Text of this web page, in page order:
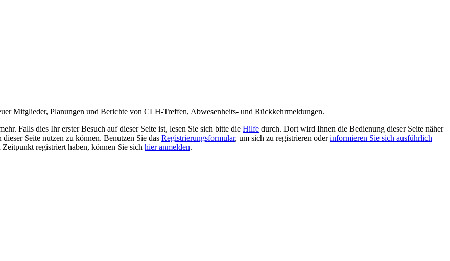
Mitglieder, Planungen und Berichte von CLH-Treffen, Abwesenheits- und Rückkehrmeldungen.
Falls dies Ihr erster Besuch auf dieser Seite ist, lesen Sie sich bitte die Hilfe durch. Dort wird Ihnen die Bedienung dieser Seite näher
Seite nutzen zu können. Benutzen Sie das Registrierungsformular, um sich zu registrieren oderinformieren Sie sich ausführlich
registriert haben, können Sie sich hier anmelden.